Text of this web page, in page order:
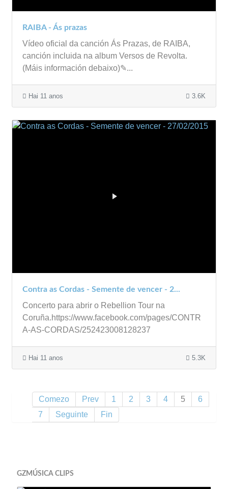
RAIBA - Ás prazas
Vídeo oficial da canción Ás Prazas, de RAIBA,
canción incluida na album Versos de Revolta.
(Máis información debaixo)✎...
Hai 11 anos 3.6K
Contra as Cordas - Semente de vencer - 2...
Concerto para abrir o Rebellion Tour na
Coruña.https://www.facebook.com/pages/CONTR
A-AS-CORDAS/252423008128237
Hai 11 anos 5.3K
Comezo Prev 1 2 3 4 5
6
7
Seguinte Fin
GZMÚSICA CLIPS